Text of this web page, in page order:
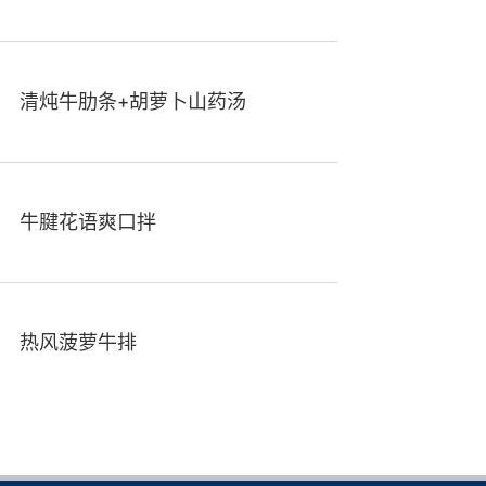
清炖牛肋条+胡萝卜山药汤
牛腱花语爽口拌
热风菠萝牛排